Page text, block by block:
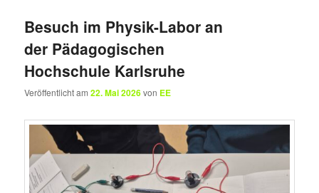
Besuch im Physik-Labor an
der Pädagogischen
Hochschule Karlsruhe
Veröffentlicht am22. Mai 2026von EE